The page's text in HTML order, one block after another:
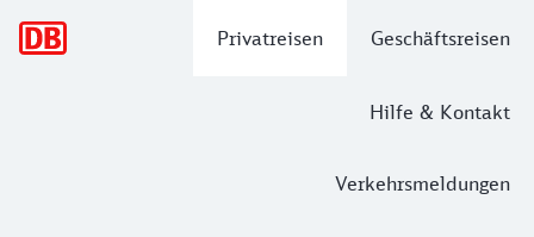
Privatreisen Geschäftsreisen
Hilfe & Kontakt
Verkehrsmeldungen